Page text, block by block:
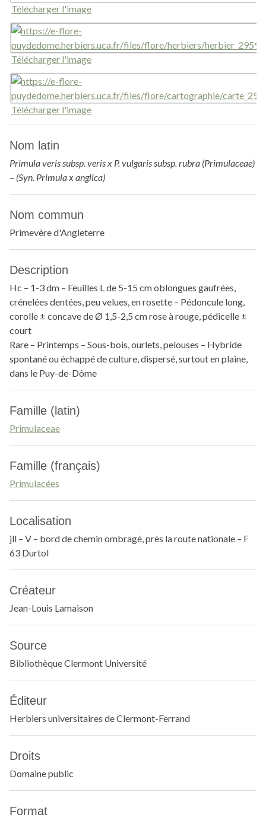
Télécharger l'image
Télécharger l'image
Télécharger l'image
Nom latin
Primula veris subsp. veris x P. vulgaris subsp. rubra (Primulaceae)
– (Syn. Primula x anglica)
Nom commun
Primevère d'Angleterre
Description
Hc – 1-3 dm – Feuilles L de 5-15 cm oblongues gaufrées,
crénelées dentées, peu velues, en rosette – Pédoncule long,
corolle ± concave de Ø 1,5-2,5 cm rose à rouge, pédicelle ±
court
Rare – Printemps – Sous-bois, ourlets, pelouses – Hybride
spontané ou échappé de culture, dispersé, surtout en plaine,
dans le Puy-de-Dôme
Famille (latin)
Primulaceae
Famille (français)
Primulacées
Localisation
jll – V – bord de chemin ombragé, près la route nationale – F
63 Durtol
Créateur
Jean-Louis Lamaison
Source
Bibliothèque Clermont Université
Éditeur
Herbiers universitaires de Clermont-Ferrand
Droits
Domaine public
Format